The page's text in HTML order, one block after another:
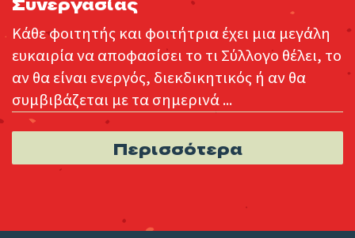
Κάθε φοιτητής και φοιτήτρια έχει μια μεγάλη
ευκαιρία να αποφασίσει το τι Σύλλογο θέλει, το
αν θα είναι ενεργός, διεκδικητικός ή αν θα
συμβιβάζεται με τα σημερινά ...
Περισσότερα